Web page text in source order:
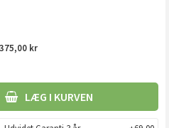
kr
LÆG I KURVEN